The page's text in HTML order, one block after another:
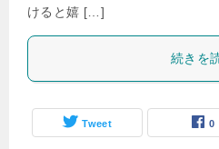
けると嬉 […]
続きを
Tweet 0